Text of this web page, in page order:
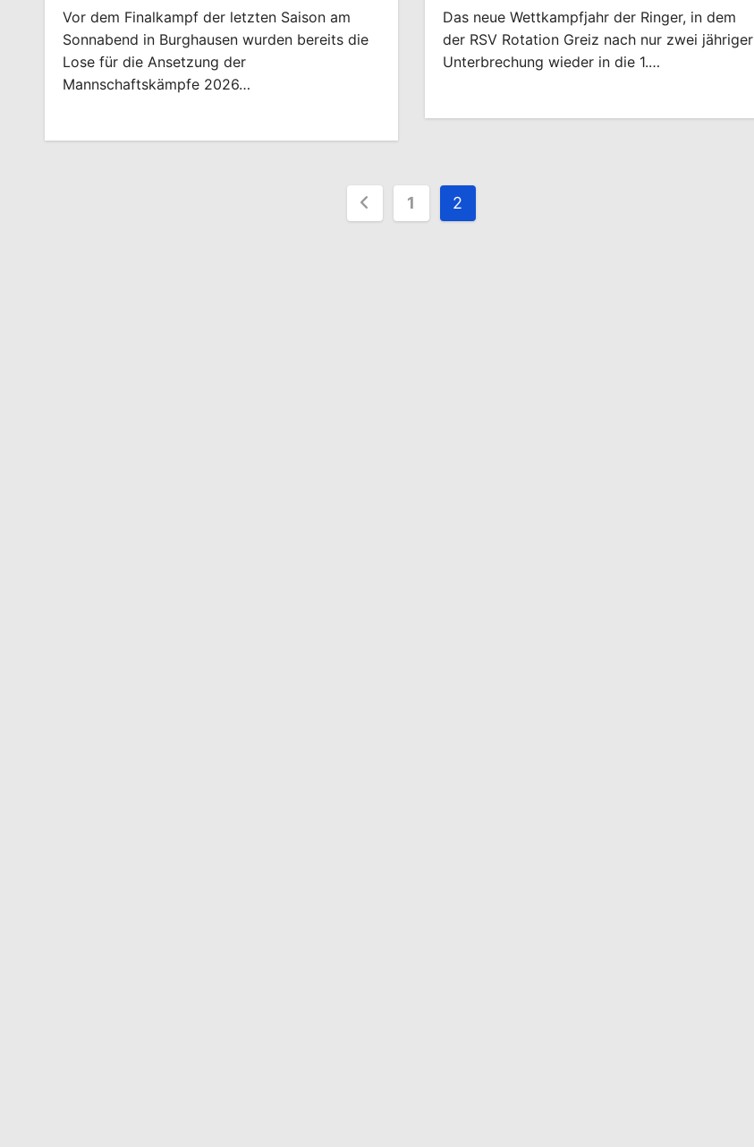
Vor dem Finalkampf der letzten Saison am
Sonnabend in Burghausen wurden bereits die
Lose für die Ansetzung der
Mannschaftskämpfe 2026…
Das neue Wettkampfjahr der Ringer, in dem
der RSV Rotation Greiz nach nur zwei jähriger
Unterbrechung wieder in die 1.…
Seitennummerierung
1 2